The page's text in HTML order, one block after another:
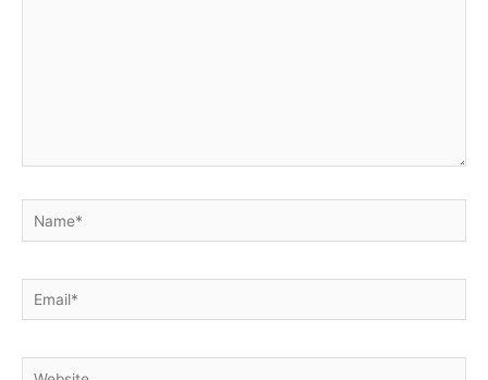
Name*
Email*
Website